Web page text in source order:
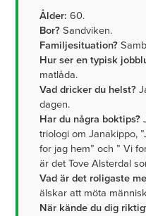
Ålder: 60.
Bor? Sandviken.
Familjesituation?
Hur ser en typisk
matlåda.
Vad dricker du helst?
dagen.
Har du några boktips?
triologi om Janakippo,
for jag hem” och ” Vi
är det Tove Alsterdal
Vad är det roligaste
älskar att möta
När kände du dig